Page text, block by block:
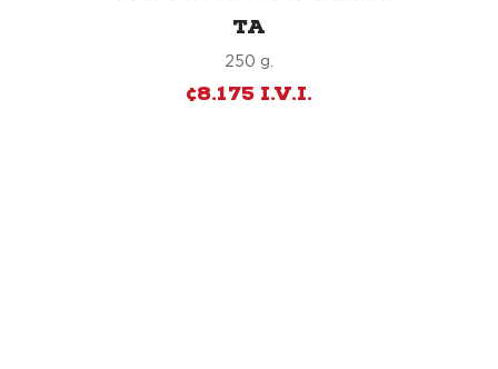
TA
250 g.
¢8.175 I.V.I.